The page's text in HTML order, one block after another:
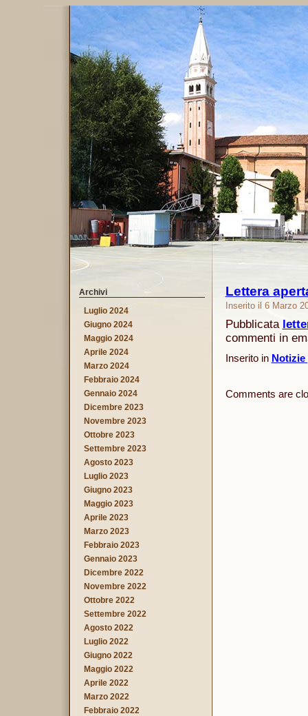
Lettera
Inserito il 6 Marzo
Pubblicata
commenti in
Inserito in
Comments are
Archivi
Luglio 2024
Giugno 2024
Maggio 2024
Aprile 2024
Marzo 2024
Febbraio 2024
Gennaio 2024
Dicembre 2023
Novembre 2023
Ottobre 2023
Settembre 2023
Agosto 2023
Luglio 2023
Giugno 2023
Maggio 2023
Aprile 2023
Marzo 2023
Febbraio 2023
Gennaio 2023
Dicembre 2022
Novembre 2022
Ottobre 2022
Settembre 2022
Agosto 2022
Luglio 2022
Giugno 2022
Maggio 2022
Aprile 2022
Marzo 2022
Febbraio 2022